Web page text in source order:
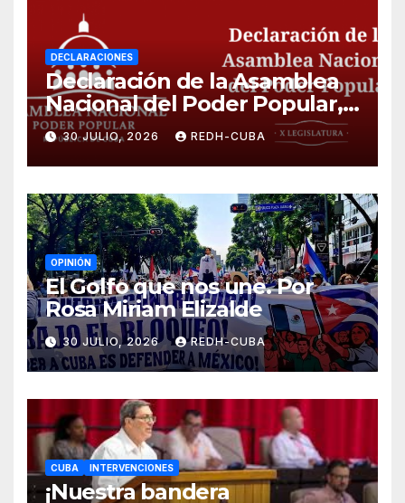
DECLARACIONES
Declaración de la Asamblea
Nacional del Poder Popular,
¡Cesen el cerco energético y
el castigo colectivo al pueblo
cubano!
30 JULIO, 2026 REDH-CUBA
OPINIÓN
El Golfo que nos une. Por
Rosa Miriam Elizalde
30 JULIO, 2026 REDH-CUBA
CUBA INTERVENCIONES
¡Nuestra bandera